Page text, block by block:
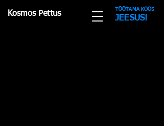
Kosmos Pettus
TÖÖTAMA KOOS
JEESUS!